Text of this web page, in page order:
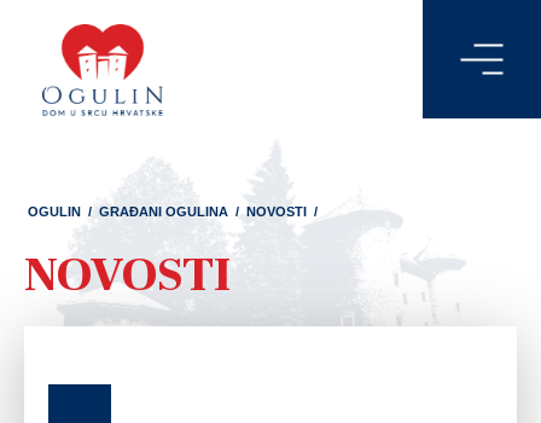
OGULIN / GRAĐANI OGULINA / NOVOSTI /
NOVOSTI